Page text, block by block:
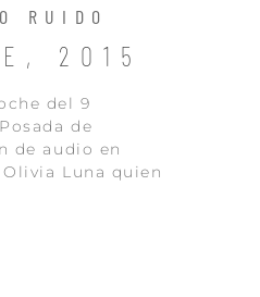
RUIDO
2015
del 9
de
de audio en
Luna quien